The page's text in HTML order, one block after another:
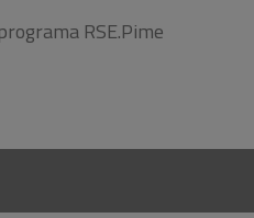
RSE.Pime